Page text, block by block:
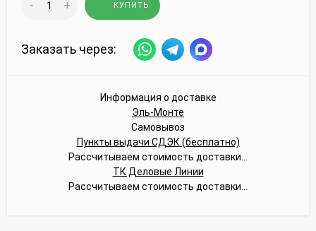
- + КУПИТЬ
Заказать через:
Информация о доставке
Эль-Монте
Самовывоз
Пункты выдачи СДЭК (бесплатно)
Рассчитываем стоимость доставки...
ТК Деловые Линии
Рассчитываем стоимость доставки...